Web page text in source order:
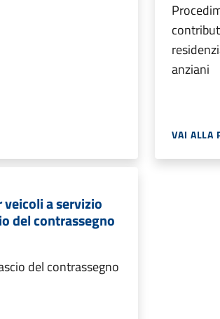
anziani
VAI ALLA
a servizio
del contrassegno
del contrassegno